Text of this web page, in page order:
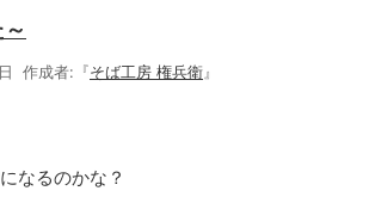
作成者:『そば工房 権兵衛』
なるのかな？